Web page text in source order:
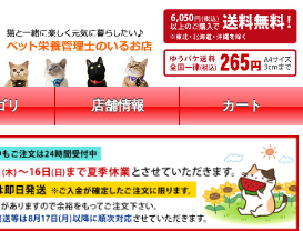
リ 店舗情報 カート